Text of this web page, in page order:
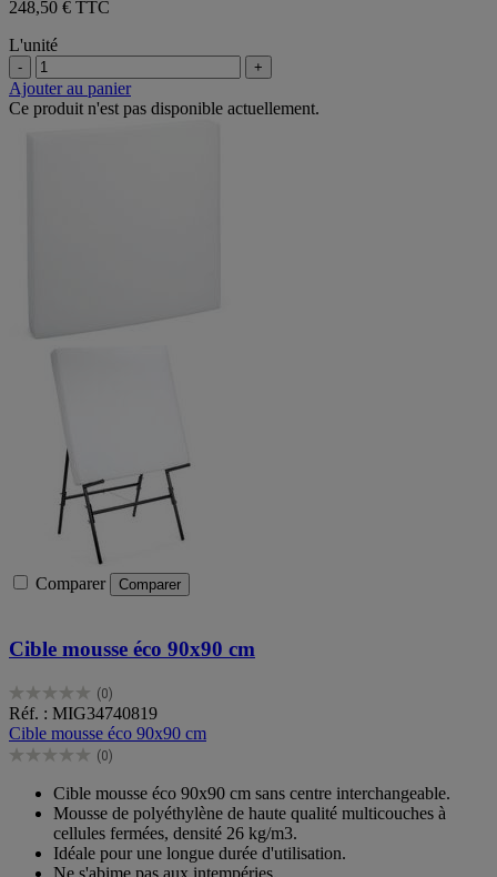
248,50 € TTC
L'unité
- +
Ajouter au panier
Ce produit n'est pas disponible actuellement.
Comparer Comparer
Cible mousse éco 90x90 cm
(0)
0.0
sur
5
étoiles.
Réf. : MIG34740819
Cible mousse éco 90x90 cm
(0)
0.0
étoiles.
Cible mousse éco 90x90 cm sans centre interchangeable.
Mousse de polyéthylène de haute qualité multicouches à
cellules fermées, densité 26 kg/m3.
Idéale pour une longue durée d'utilisation.